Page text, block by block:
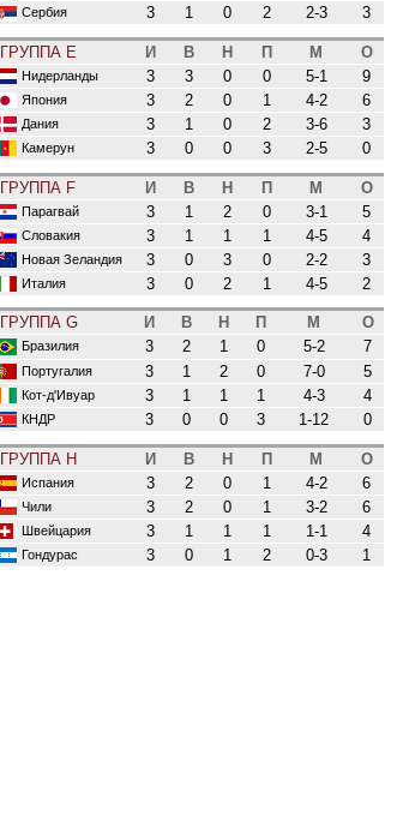
Сербия 3 1 0 2 2-3 3
ГРУППА E И В Н П М О
Нидерланды 3 3 0 0 5-1 9
Япония 3 2 0 1 4-2 6
Дания 3 1 0 2 3-6 3
Камерун 3 0 0 3 2-5 0
ГРУППА F И В Н П М О
Парагвай 3 1 2 0 3-1 5
Словакия 3 1 1 1 4-5 4
Новая Зеландия 3 0 3 0 2-2 3
Италия 3 0 2 1 4-5 2
ГРУППА G И В Н П М О
Бразилия 3 2 1 0 5-2 7
Португалия 3 1 2 0 7-0 5
Кот-д'Ивуар 3 1 1 1 4-3 4
КНДР 3 0 0 3 1-12 0
ГРУППА H И В Н П М О
Испания 3 2 0 1 4-2 6
Чили 3 2 0 1 3-2 6
Швейцария 3 1 1 1 1-1 4
Гондурас 3 0 1 2 0-3 1